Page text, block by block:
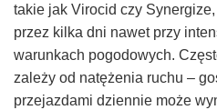
takie jak Virocid czy
przez kilka dni nawet przy
warunkach pogodowych.
zależy od natężenia ruchu –
przejazdami dziennie może